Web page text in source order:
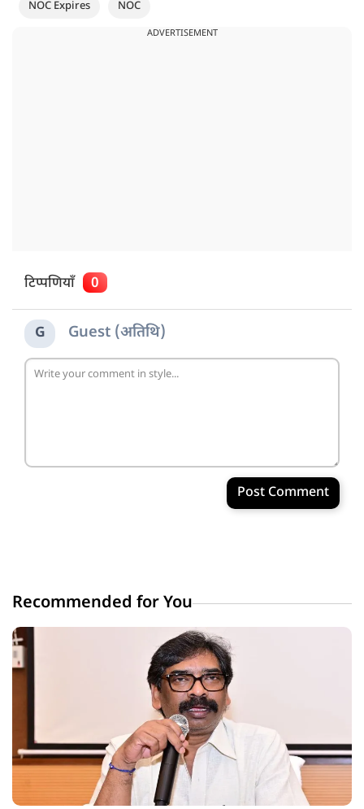
NOC Expires
NOC
ADVERTISEMENT
टिप्पणियाँ 0
G Guest (अतिथि)
Post Comment
Recommended for You